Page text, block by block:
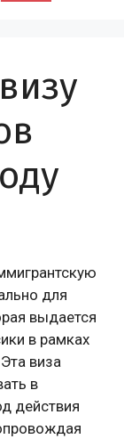
для
выдается
в рамках
виза
в
действия